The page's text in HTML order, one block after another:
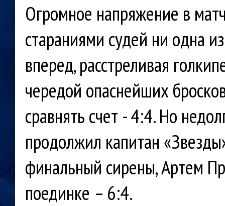
Огромное напряжение в
стараниями судей ни одна
вперед, расстреливая
чередой опаснейших
сравнять счет - 4:4. Но
продолжил капитан
финальный сирены, Артем
поединке – 6:4.